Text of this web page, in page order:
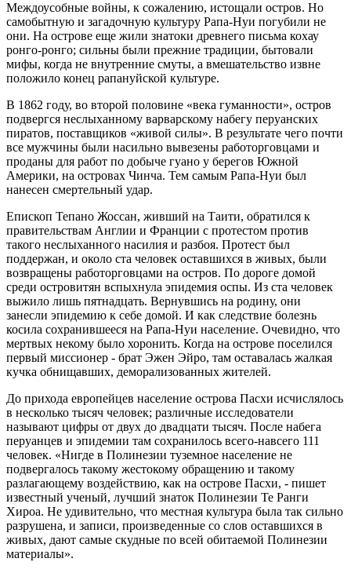
Междоусобные войны, к сожалению, истощали остров. Но
самобытную и загадочную культуру Рапа-Нуи погубили не
они. На острове еще жили знатоки древнего письма кохау
ронго-ронго; сильны были прежние традиции, бытовали
мифы, когда не внутренние смуты, а вмешательство извне
положило конец рапануйской культуре.
В 1862 году, во второй половине «века гуманности», остров
подвергся неслыханному варварскому набегу перуанских
пиратов, поставщиков «живой силы». В результате чего почти
все мужчины были насильно вывезены работорговцами и
проданы для работ по добыче гуано у берегов Южной
Америки, на островах Чинча. Тем самым Рапа-Нуи был
нанесен смертельный удар.
Епископ Тепано Жоссан, живший на Таити, обратился к
правительствам Англии и Франции с протестом против
такого неслыханного насилия и разбоя. Протест был
поддержан, и около ста человек оставшихся в живых, были
возвращены работорговцами на остров. По дороге домой
среди островитян вспыхнула эпидемия оспы. Из ста человек
выжило лишь пятнадцать. Вернувшись на родину, они
занесли эпидемию к себе домой. И как следствие болезнь
косила сохранившееся на Рапа-Нуи население. Очевидно, что
мертвых некому было хоронить. Когда на острове поселился
первый миссионер - брат Эжен Эйро, там оставалась жалкая
кучка обнищавших, деморализованных жителей.
До прихода европейцев население острова Пасхи исчислялось
в несколько тысяч человек; различные исследователи
называют цифры от двух до двадцати тысяч. После набега
перуанцев и эпидемии там сохранилось всего-навсего 111
человек. «Нигде в Полинезии туземное население не
подвергалось такому жестокому обращению и такому
разлагающему воздействию, как на острове Пасхи, - пишет
известный ученый, лучший знаток Полинезии Те Ранги
Хироа. Не удивительно, что местная культура была так сильно
разрушена, и записи, произведенные со слов оставшихся в
живых, дают самые скудные по всей обитаемой Полинезии
материалы».